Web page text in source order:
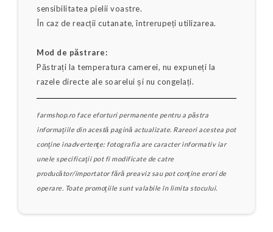
sensibilitatea pielii voastre.
În caz de reacții cutanate, întrerupeți utilizarea.
Mod de păstrare:
Păstrați la temperatura camerei, nu expuneți la
razele directe ale soarelui și nu congelați.
farmshop.ro face eforturi permanente pentru a păstra
informaţiile din acestă pagină actualizate. Rareori acestea pot
conţine inadvertenţe: fotografia are caracter informativ iar
unele specificaţii pot fi modificate de catre
producător/importator fără preaviz sau pot conţine erori de
operare. Toate promoţiile sunt valabile în limita stocului.